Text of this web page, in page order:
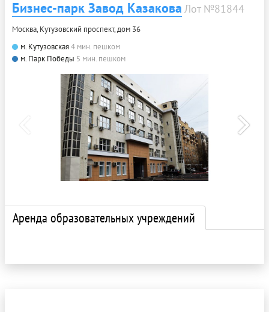
Бизнес-парк Завод Казакова Лот №81844
Москва, Кутузовский проспект, дом 36
м. Кутузовская4 мин. пешком
м. Парк Победы 5 мин. пешком
Аренда образовательных учреждений